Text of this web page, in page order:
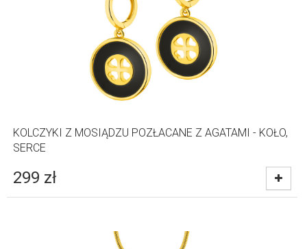
KOLCZYKI Z MOSIĄDZU POZŁACANE Z AGATAMI - KOŁO,
SERCE
299 zł